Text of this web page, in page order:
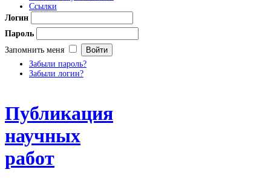
Ссылки
Логин
Пароль
Запомнить меня
Забыли пароль?
Забыли логин?
Публикация
научных
работ